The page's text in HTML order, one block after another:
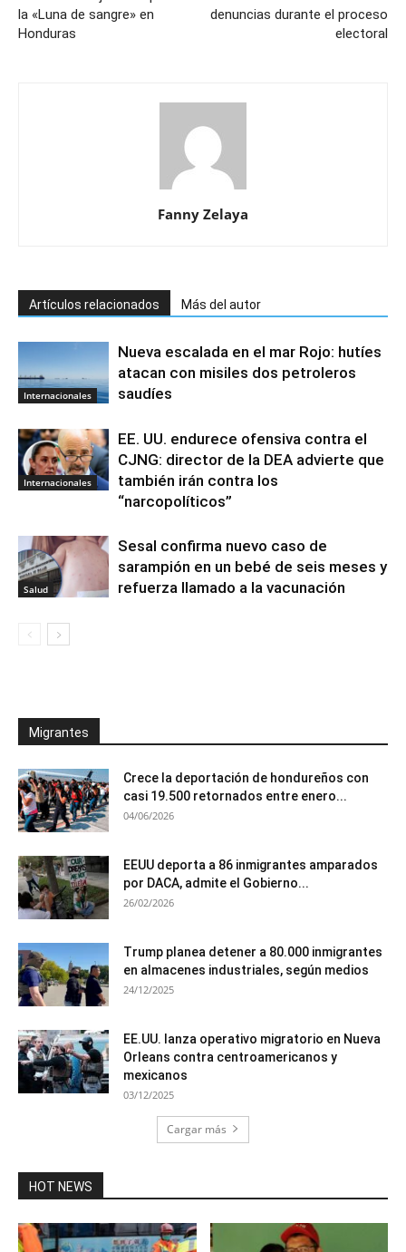
la «Luna de sangre» en
Honduras
denuncias durante el proceso
electoral
Fanny Zelaya
Artículos relacionados Más del autor
Internacionales
Nueva escalada en el mar Rojo: hutíes
atacan con misiles dos petroleros
saudíes
Internacionales
EE. UU. endurece ofensiva contra el
CJNG: director de la DEA advierte que
también irán contra los
“narcopolíticos”
Salud
Sesal confirma nuevo caso de
sarampión en un bebé de seis meses y
refuerza llamado a la vacunación
Migrantes
Crece la deportación de hondureños con
casi 19.500 retornados entre enero...
04/06/2026
EEUU deporta a 86 inmigrantes amparados
por DACA, admite el Gobierno...
26/02/2026
Trump planea detener a 80.000 inmigrantes
en almacenes industriales, según medios
24/12/2025
EE.UU. lanza operativo migratorio en Nueva
Orleans contra centroamericanos y
mexicanos
03/12/2025
Cargar más
HOT NEWS